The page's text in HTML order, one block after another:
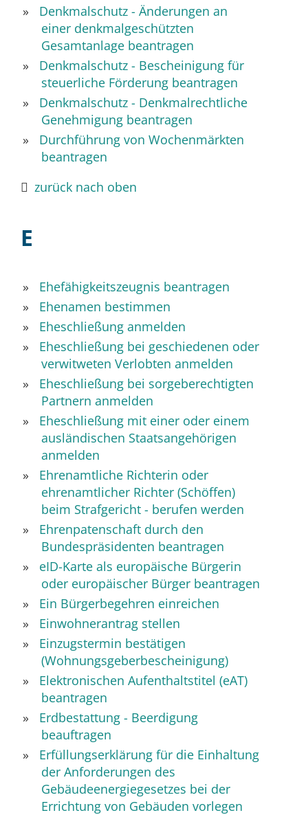
Denkmalschutz - Änderungen an
einer denkmalgeschützten
Gesamtanlage beantragen
Denkmalschutz - Bescheinigung für
steuerliche Förderung beantragen
Denkmalschutz - Denkmalrechtliche
Genehmigung beantragen
Durchführung von Wochenmärkten
beantragen
zurück nach oben
E
Ehefähigkeitszeugnis beantragen
Ehenamen bestimmen
Eheschließung anmelden
Eheschließung bei geschiedenen oder
verwitweten Verlobten anmelden
Eheschließung bei sorgeberechtigten
Partnern anmelden
Eheschließung mit einer oder einem
ausländischen Staatsangehörigen
anmelden
Ehrenamtliche Richterin oder
ehrenamtlicher Richter (Schöffen)
beim Strafgericht - berufen werden
Ehrenpatenschaft durch den
Bundespräsidenten beantragen
eID-Karte als europäische Bürgerin
oder europäischer Bürger beantragen
Ein Bürgerbegehren einreichen
Einwohnerantrag stellen
Einzugstermin bestätigen
(Wohnungsgeberbescheinigung)
Elektronischen Aufenthaltstitel (eAT)
beantragen
Erdbestattung - Beerdigung
beauftragen
Erfüllungserklärung für die Einhaltung
der Anforderungen des
Gebäudeenergiegesetzes bei der
Errichtung von Gebäuden vorlegen